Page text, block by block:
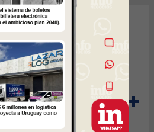
Mié04/05/2011